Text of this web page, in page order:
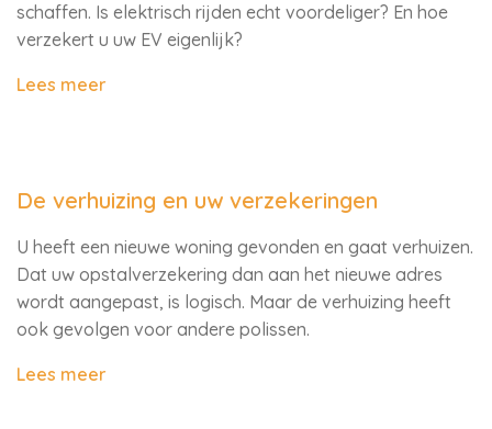
schaffen. Is elektrisch rijden echt voordeliger? En hoe
verzekert u uw EV eigenlijk?
Lees meer
De verhuizing en uw verzekeringen
U heeft een nieuwe woning gevonden en gaat verhuizen.
Dat uw opstalverzekering dan aan het nieuwe adres
wordt aangepast, is logisch. Maar de verhuizing heeft
ook gevolgen voor andere polissen.
Lees meer